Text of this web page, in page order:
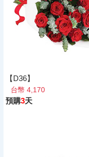
【D36】
台幣 4,170
預購3天